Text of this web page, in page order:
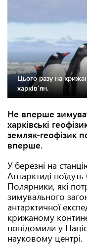
Цього разу на
харків'ян.
Не вперше
харківські
земляк-геофізик
вперше.
У березні на
Антарктиді
Полярники, які
зимувального
антарктичної
крижаному
повідомили у
науковому центрі.